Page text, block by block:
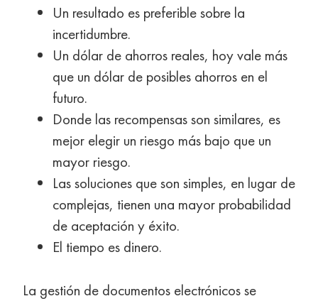
Un resultado es preferible sobre la
incertidumbre.
Un dólar de ahorros reales, hoy vale más
que un dólar de posibles ahorros en el
futuro.
Donde las recompensas son similares, es
mejor elegir un riesgo más bajo que un
mayor riesgo.
Las soluciones que son simples, en lugar de
complejas, tienen una mayor probabilidad
de aceptación y éxito.
El tiempo es dinero.
La gestión de documentos electrónicos se